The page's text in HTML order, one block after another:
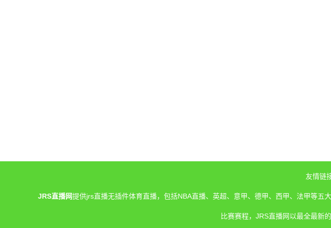
友情链
JRS直播网提供jrs直播无插件体育直播，包括NBA直播、英超、意甲、德甲、西甲、法甲等
比赛赛程，JRS直播网以最全最新